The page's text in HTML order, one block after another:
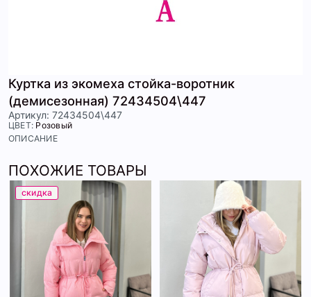
Куртка из экомеха стойка-воротник
(демисезонная) 72434504\447
Артикул: 72434504\447
ЦВЕТ: Розовый
ОПИСАНИЕ
ПОХОЖИЕ ТОВАРЫ
скидка